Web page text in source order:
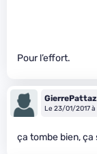
Pour l’effort.
GierrePattaz
Le 23/01/2017 à
ça tombe bien, ça